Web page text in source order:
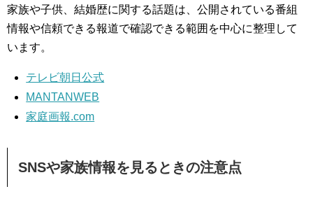
家族や子供、結婚歴に関する話題は、公開されている番組
情報や信頼できる報道で確認できる範囲を中心に整理して
います。
テレビ朝日公式
MANTANWEB
家庭画報.com
SNSや家族情報を見るときの注意点